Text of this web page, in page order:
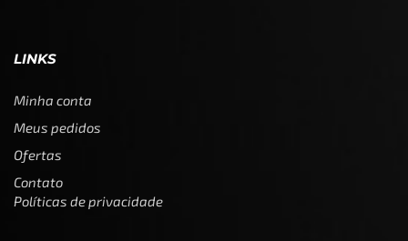
LINKS
Minha conta
Meus pedidos
Ofertas
Contato
Políticas de privacidade